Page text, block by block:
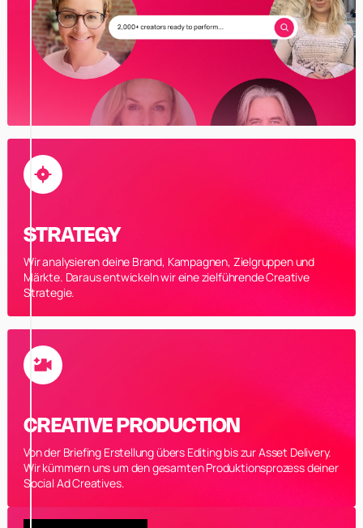
STRATEGY
Wir analysieren deine Brand, Kampagnen, Zielgruppen und
Märkte. Daraus entwickeln wir eine zielführende Creative
Strategie.
CREATIVE PRODUCTION
Von der Briefing Erstellung übers Editing bis zur Asset Delivery.
Wir kümmern uns um den gesamten Produktionsprozess deiner
Social Ad Creatives.